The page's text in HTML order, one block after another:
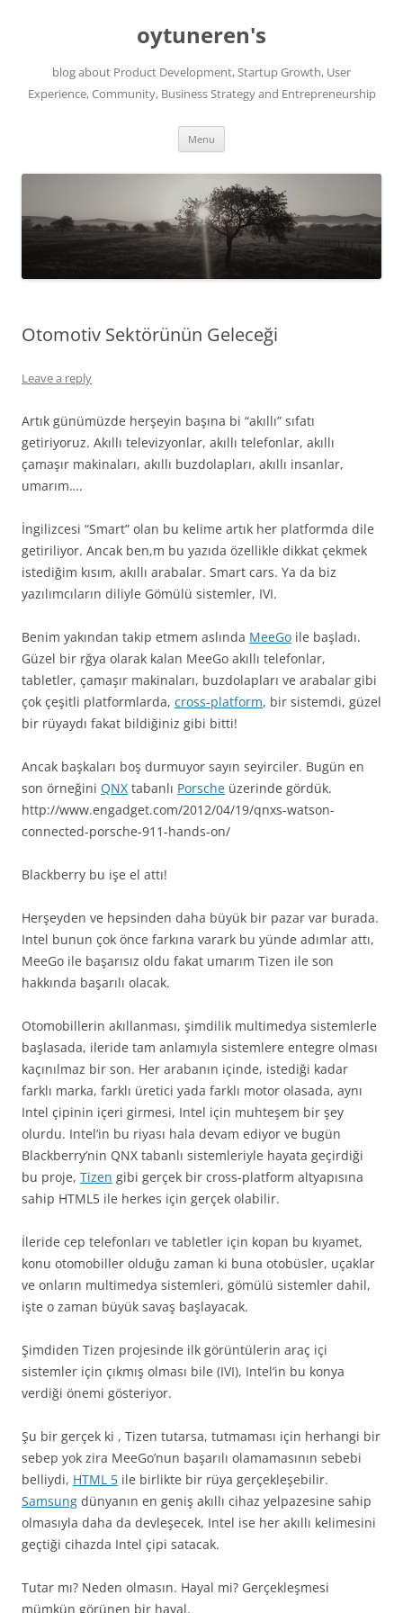
oytuneren's
blog about Product Development, Startup Growth, User
Experience, Community, Business Strategy and Entrepreneurship
Menu
Otomotiv Sektörünün Geleceği
Leave a reply
Artık günümüzde herşeyin başına bi “akıllı” sıfatı
getiriyoruz. Akıllı televizyonlar, akıllı telefonlar, akıllı
çamaşır makinaları, akıllı buzdolapları, akıllı insanlar,
umarım….
İngilizcesi “Smart” olan bu kelime artık her platformda dile
getiriliyor. Ancak ben,m bu yazıda özellikle dikkat çekmek
istediğim kısım, akıllı arabalar. Smart cars. Ya da biz
yazılımcıların diliyle Gömülü sistemler, IVI.
Benim yakından takip etmem aslında MeeGo ile başladı.
Güzel bir rğya olarak kalan MeeGo akıllı telefonlar,
tabletler, çamaşır makinaları, buzdolapları ve arabalar gibi
çok çeşitli platformlarda, cross-platform, bir sistemdi, güzel
bir rüyaydı fakat bildiğiniz gibi bitti!
Ancak başkaları boş durmuyor sayın seyirciler. Bugün en
son örneğini QNX tabanlı Porsche üzerinde gördük.
http://www.engadget.com/2012/04/19/qnxs-watson-
connected-porsche-911-hands-on/
Blackberry bu işe el attı!
Herşeyden ve hepsinden daha büyük bir pazar var burada.
Intel bunun çok önce farkına varark bu yünde adımlar attı,
MeeGo ile başarısız oldu fakat umarım Tizen ile son
hakkında başarılı olacak.
Otomobillerin akıllanması, şimdilik multimedya sistemlerle
başlasada, ileride tam anlamıyla sistemlere entegre olması
kaçınılmaz bir son. Her arabanın içinde, istediği kadar
farklı marka, farklı üretici yada farklı motor olasada, aynı
Intel çipinin içeri girmesi, Intel için muhteşem bir şey
olurdu. Intel’in bu riyası hala devam ediyor ve bugün
Blackberry’nin QNX tabanlı sistemleriyle hayata geçirdiği
bu proje, Tizen gibi gerçek bir cross-platform altyapısına
sahip HTML5 ile herkes için gerçek olabilir.
İleride cep telefonları ve tabletler için kopan bu kıyamet,
konu otomobiller olduğu zaman ki buna otobüsler, uçaklar
ve onların multimedya sistemleri, gömülü sistemler dahil,
işte o zaman büyük savaş başlayacak.
Şimdiden Tizen projesinde ilk görüntülerin araç içi
sistemler için çıkmış olması bile (IVI), Intel’in bu konya
verdiği önemi gösteriyor.
Şu bir gerçek ki , Tizen tutarsa, tutmaması için herhangi bir
sebep yok zira MeeGo’nun başarılı olamamasının sebebi
belliydi, HTML 5 ile birlikte bir rüya gerçekleşebilir.
Samsung dünyanın en geniş akıllı cihaz yelpazesine sahip
olmasıyla daha da devleşecek, Intel ise her akıllı kelimesini
geçtiği cihazda Intel çipi satacak.
Tutar mı? Neden olmasın. Hayal mi? Gerçekleşmesi
mümkün görünen bir hayal.